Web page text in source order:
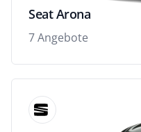
Seat Arona
7 Angebote